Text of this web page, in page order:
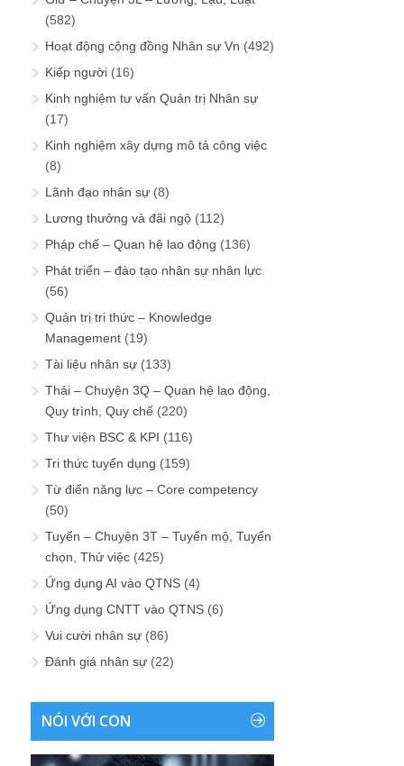
(582)
Hoạt động cộng đồng Nhân sự Vn (492)
Kiếp người (16)
Kinh nghiệm tư vấn Quản trị Nhân sự
(17)
Kinh nghiệm xây dựng mô tả công việc
(8)
Lãnh đạo nhân sự (8)
Lương thưởng và đãi ngộ (112)
Pháp chế – Quan hệ lao động (136)
Phát triển – đào tạo nhân sự nhân lực
(56)
Quản trị tri thức – Knowledge
Management (19)
Tài liệu nhân sự (133)
Thải – Chuyện 3Q – Quan hệ lao động,
Quy trình, Quy chế (220)
Thư viện BSC & KPI (116)
Tri thức tuyển dụng (159)
Từ điển năng lực – Core competency
(50)
Tuyển – Chuyện 3T – Tuyển mộ, Tuyển
chọn, Thử việc (425)
Ứng dụng AI vào QTNS (4)
Ứng dụng CNTT vào QTNS (6)
Vui cười nhân sự (86)
Đánh giá nhân sự (22)
NÓI VỚI CON